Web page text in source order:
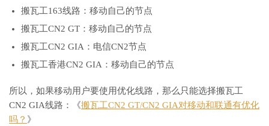
搬瓦工163线路：移动自己的节点
搬瓦工CN2 GT：移动自己的节点
搬瓦工CN2 GIA：电信CN2节点
搬瓦工香港CN2 GIA：移动自己的节点
所以，如果移动用户要使用优化线路，那么只能选择搬瓦工
CN2 GIA线路：《搬瓦工CN2 GT/CN2 GIA对移动和联通有优化
吗？ 》